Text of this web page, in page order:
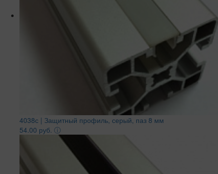
4038с | Защитный профиль, серый, паз 8 мм
54.00 руб. ⓘ